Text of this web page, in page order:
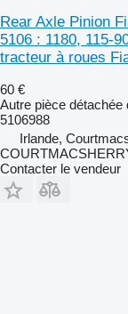
Rear Axle Pinion
5106 : 1180, 115-
tracteur à roues
60 €
Autre pièce
5106988
Irlande,
Contacter le vendeur